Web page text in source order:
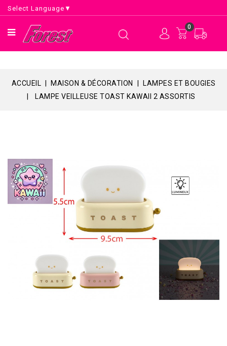
Select Language ▼
0
ACCUEIL MAISON & DÉCORATION
LAMPES ET BOUGIES
LAMPE VEILLEUSE TOAST KAWAII 2 ASSORTIS